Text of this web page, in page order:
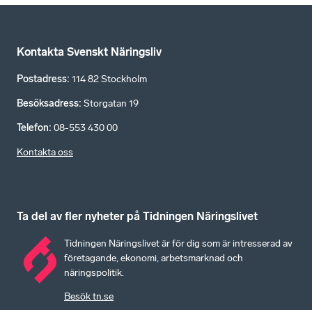
Kontakta Svenskt Näringsliv
Postadress: 114 82 Stockholm
Besöksadress: Storgatan 19
Telefon: 08-553 430 00
Kontakta oss
Ta del av fler nyheter på Tidningen Näringslivet
Tidningen Näringslivet är för dig som är intresserad av
företagande, ekonomi, arbetsmarknad och
näringspolitik.
Besök tn.se